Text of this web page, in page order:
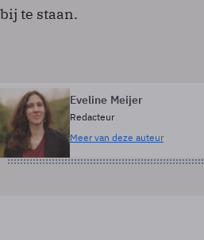
bij te staan.
Eveline Meijer
Redacteur
Meer van deze auteur